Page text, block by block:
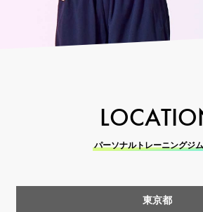
パーソナルトレーニングジ
東京都